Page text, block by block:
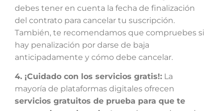
debes tener en cuenta la fecha de finalización
del contrato para cancelar tu suscripción.
También, te recomendamos que compruebes si
hay penalización por darse de baja
anticipadamente y cómo debe cancelar.
4. ¡Cuidado con los servicios gratis!: La
mayoría de plataformas digitales ofrecen
servicios gratuitos de prueba para que te